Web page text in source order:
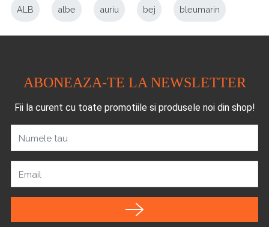
ALB albe auriu bej bleumarin
ABONEAZA-TE LA NEWSLETTER
Fii la curent cu toate promotiile si produsele noi din shop!
Numele tau
Email